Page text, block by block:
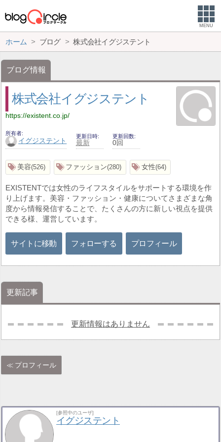
MENU
ホーム ブログ 株式会社イグジステント
ブログ情報
株式会社イグジステント
https://existent.co.jp/
所有者
イグジステント
更新日時
最新
更新回数
0回
美容 526 ファッション 280 女性 64
EXISTENTでは女性のライフスタイルをサポートする環境を作
り上げます。美容・ファッション・健康についてさまざまな角
度から情報発信することで、たくさんの方に新しい視点を提供
できる様、運営しています。
サイトに移動 フォローする プロフィール
更新記事
更新情報はありません
プロフィール
[参照中のユーザ]
イグジステント